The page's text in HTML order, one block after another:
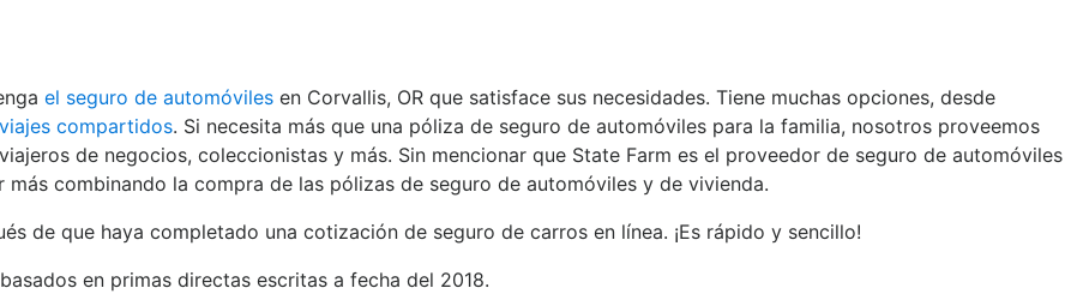
el seguro de automóviles en Corvallis, OR que satisface sus necesidades. Tiene muchas opciones, desde
viajes compartidos. Si necesita más que una póliza de seguro de automóviles para la familia, nosotros proveemos
de negocios, coleccionistas y más. Sin mencionar que State Farm es el proveedor de seguro de automóviles
más combinando la compra de las pólizas de seguro de automóviles y de vivienda.
de que haya completado una cotización de seguro de carros en línea. ¡Es rápido y sencillo!
en primas directas escritas a fecha del 2018.